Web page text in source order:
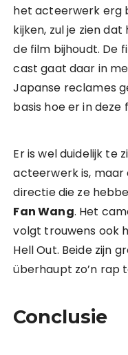
het acteerwerk erg
kijken, zul je zien
de film bijhoudt. De
cast gaat daar in
Japanse reclames
basis hoe er in
Er is wel duidelijk te
acteerwerk is,
directie die ze
Fan Wang. Het
volgt trouwens ook
Hell Out. Beide zijn
überhaupt zo’n rap
Conclusie